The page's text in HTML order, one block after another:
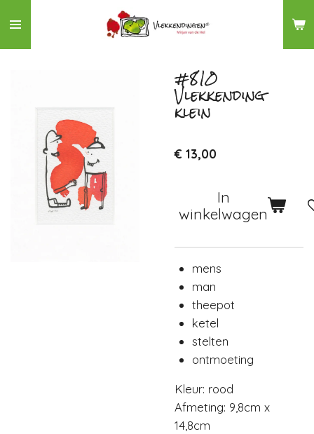
direct
naar
#810
Vlekkending
klein
€ 13,00
In
winkelwagen
mens
man
theepot
ketel
stelten
ontmoeting
Kleur: rood
Afmeting: 9,8cm x
14,8cm